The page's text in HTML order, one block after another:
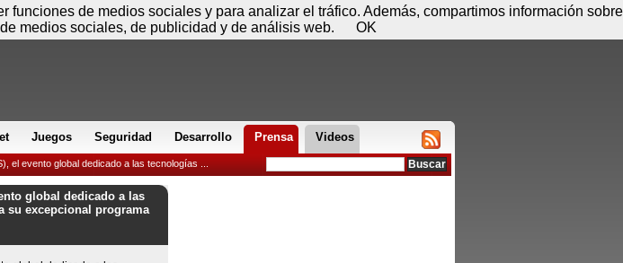
Juegos Seguridad Desarrollo Prensa Videos
el evento global dedicado a las tecnologías ...
global dedicado a las
su excepcional programa
Sábado 08 de agosto - 05:38 Registrar Conectar
de medios sociales y para analizar el tráfico. Además, compartimos información sobre
medios sociales, de publicidad y de análisis web.
OK